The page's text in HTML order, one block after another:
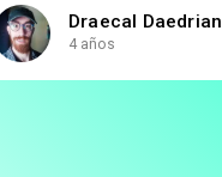
Draecal Daedrian
4 años